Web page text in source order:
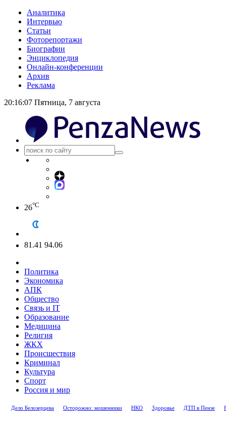
Аналитика
Интервью
Статьи
Фоторепортажи
Биографии
Энциклопедия
Онлайн-конференции
Архив
Реклама
20:16:08 Пятница, 7 августа
26°C
81.41 94.06
Политика
Экономика
АПК
Общество
Связь и IT
Образование
Медицина
Религия
ЖКХ
Происшествия
Криминал
Культура
Спорт
Россия и мир
Дело Белозерцева Осторожно: мошенники НКО Здоровье ДТП в Пензе